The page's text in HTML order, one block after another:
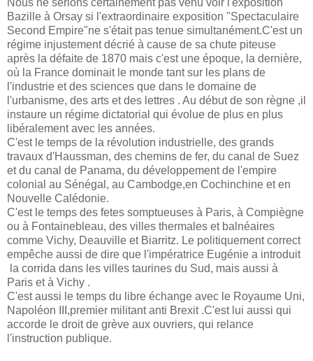
Nous ne serions certainement pas venu voir l'exposition
Bazille à Orsay si l'extraordinaire exposition "Spectaculaire
Second Empire"ne s'était pas tenue simultanément.C'est un
régime injustement décrié à cause de sa chute piteuse
après la défaite de 1870 mais c'est une époque, la dernière,
où la France dominait le monde tant sur les plans de
l'industrie et des sciences que dans le domaine de
l'urbanisme, des arts et des lettres . Au début de son règne ,il
instaure un régime dictatorial qui évolue de plus en plus
libéralement avec les années.
C'est le temps de la révolution industrielle, des grands
travaux d'Haussman, des chemins de fer, du canal de Suez
et du canal de Panama, du développement de l'empire
colonial au Sénégal, au Cambodge,en Cochinchine et en
Nouvelle Calédonie.
C'est le temps des fetes somptueuses à Paris, à Compiègne
ou à Fontainebleau, des villes thermales et balnéaires
comme Vichy, Deauville et Biarritz. Le politiquement correct
empêche aussi de dire que l'impératrice Eugénie a introduit
la corrida dans les villes taurines du Sud, mais aussi à
Paris et à Vichy .
C'est aussi le temps du libre échange avec le Royaume Uni,
Napoléon III,premier militant anti Brexit .C'est lui aussi qui
accorde le droit de grève aux ouvriers, qui relance
l'instruction publique.